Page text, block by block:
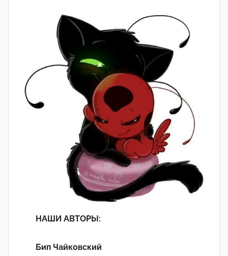
НАШИ АВТОРЫ:
Бип Чайковский